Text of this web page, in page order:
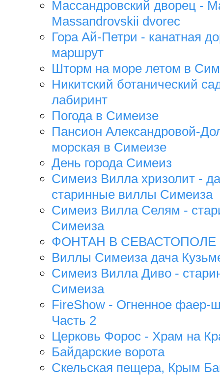
Массандровский дворец -
Massandrovskii dvorec
Гора Ай-Петри - канатная
маршрут
Шторм на море летом в
Никитский ботанический
лабиринт
Погода в Симеизе
Пансион Александровой-
морская в Симеизе
День города Симеиз
Симеиз Вилла хризолит -
старинные виллы Симеиза
Симеиз Вилла Селям -
Симеиза
ФОНТАН В СЕВАСТОПОЛЕ
Виллы Симеиза дача
Симеиз Вилла Диво -
Симеиза
FireShow - Огненное фаер-
Часть 2
Церковь Форос - Храм на
Байдарские ворота
Скельская пещера, Крым